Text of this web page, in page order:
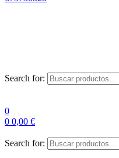
Search for:
0
0 0,00 €
Search for: